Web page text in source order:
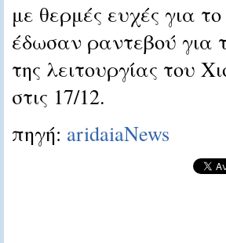
με θερμές ευχές για
έδωσαν ραντεβού για
της λειτουργίας του
στις 17/12.
πηγή: aridaiaNews